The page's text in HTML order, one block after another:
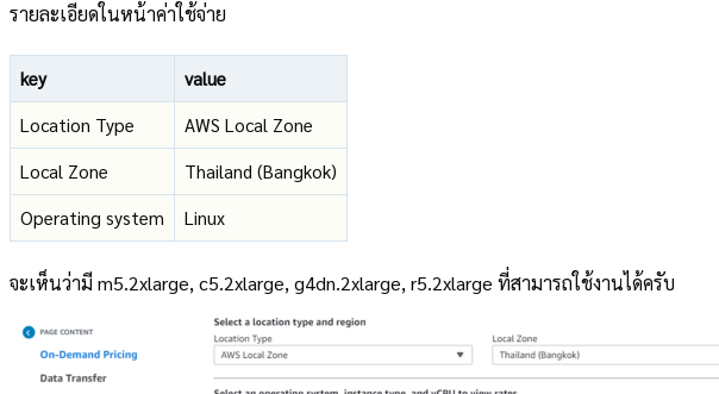
รายละเอียดในหน้าค่าใช้จ่าย
key
value
Location Type
AWS Local Zone
Local Zone
Thailand (Bangkok)
Operating system
Linux
จะเห็นว่ามี m5.2xlarge, c5.2xlarge, g4dn.2xlarge, r5.2xlarge ที่สามารถใช้งานได้ครับ